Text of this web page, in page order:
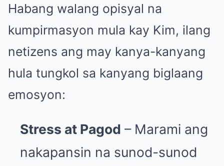
Habang walang opisyal na
kumpirmasyon mula kay Kim, ilang
netizens ang may kanya-kanyang
hula tungkol sa kanyang biglaang
emosyon:
Stress at Pagod – Marami ang
nakapansin na sunod-sunod